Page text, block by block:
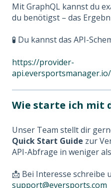
Mit GraphQL kannst du
du benötigst – das
🧪 Du kannst das API-
https://provider-
Wie starte ich mit
Unser Team stellt dir
Quick Start Guide zur
API-Abfrage in weniger
📩 Bei Interesse schreibe
support@eversports.com